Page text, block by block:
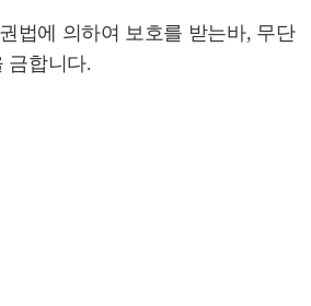
법에 의하여 보호를 받는바, 무단
금합니다.